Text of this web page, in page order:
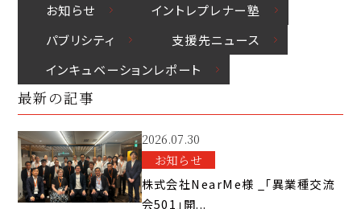
お知らせ
イントレプレナー塾
パブリシティ
⽀援先ニュース
インキュベーションレポート
最新の記事
2026.07.30
お知らせ
株式会社NearMe様 _「異業種交流
会501」開...